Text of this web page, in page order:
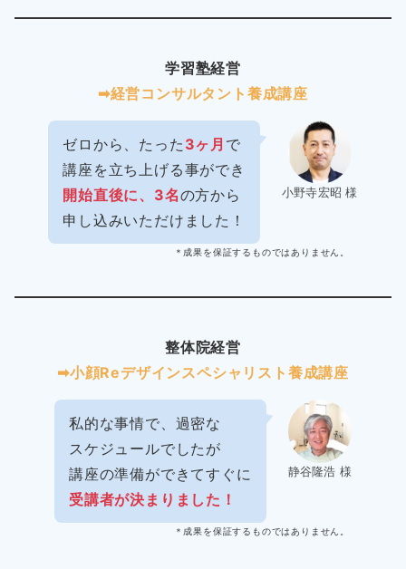
学習塾経営
➡︎経営コンサルタント養成講座
小野寺宏昭 様
ゼロから、たった 3ヶ月 で
講座を立ち上げる事ができ
開始直後に、3名の方から
申し込みいただけました！
＊成果を保証するものではありません。
整体院経営
➡︎小顔Reデザインスペシャリスト養成講座
静谷隆浩 様
私的な事情で、過密な
スケジュールでしたが
講座の準備ができてすぐに
受講者が決まりました！
＊成果を保証するものではありません。